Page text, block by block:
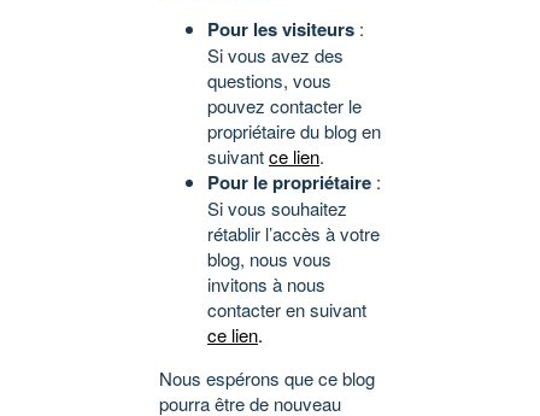
Pour les visiteurs :
Si vous avez des
questions, vous
pouvez contacter le
propriétaire du blog en
suivantce lien.
Pour le propriétaire :
Si vous souhaitez
rétablir l’accès à votre
blog, nous vous
invitons à nous
contacter en suivant
ce lien.
Nous espérons que ce blog
pourra être de nouveau